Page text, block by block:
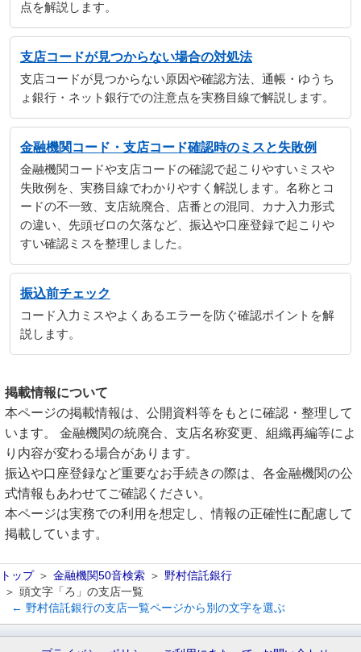
点を解説します。
支店コードが見つからない場合の対処法
支店コードが見つからない原因や確認方法、通帳・ゆうち
ょ銀行・ネット銀行での注意点を実務目線で解説します。
金融機関コード・支店コード確認時のミスと失敗例
金融機関コードや支店コードの確認で起こりやすいミスや
失敗例を、実務目線でわかりやすく解説します。名称とコ
ードの不一致、支店統廃合、店番との混同、カナ入力形式
の違い、先頭ゼロの欠落など、振込や口座登録で起こりや
すい確認ミスを整理しました。
振込前チェック
コード入力ミスやよくあるエラーを防ぐ確認ポイントを解
説します。
掲載情報について
本ページの掲載情報は、公開資料等をもとに確認・整理して
います。 金融機関の統廃合、支店名称変更、組織再編等によ
り内容が変わる場合があります。
振込や口座登録など重要なお手続きの際は、各金融機関の公
式情報もあわせてご確認ください。
本ページは実務での利用を想定し、情報の正確性に配慮して
掲載しています。
トップ 金融機関50音検索
野村信託銀行
頭文字「ろ」の支店一覧
← 野村信託銀行の支店一覧ページから別の文字を選ぶ